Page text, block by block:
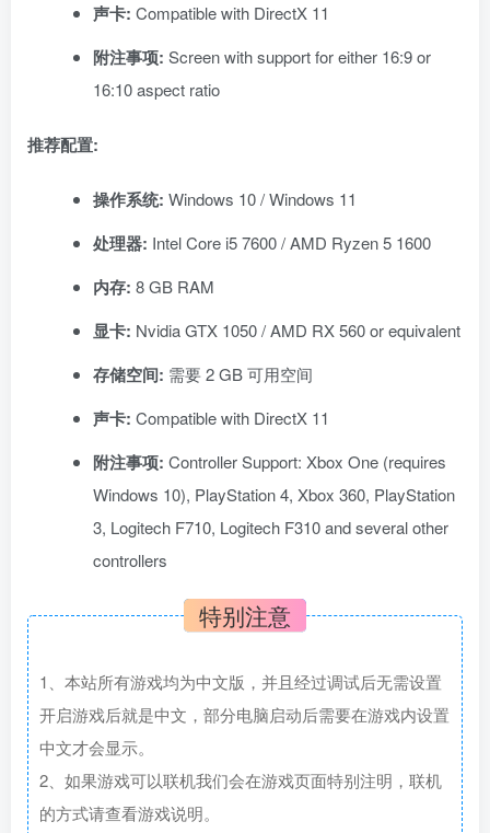
声卡: Compatible with DirectX 11
附注事项: Screen with support for either 16:9 or
16:10 aspect ratio
推荐配置:
操作系统: Windows 10 / Windows 11
处理器: Intel Core i5 7600 / AMD Ryzen 5 1600
内存: 8 GB RAM
显卡: Nvidia GTX 1050 / AMD RX 560 or equivalent
存储空间: 需要 2 GB 可用空间
声卡: Compatible with DirectX 11
附注事项: Controller Support: Xbox One (requires
Windows 10), PlayStation 4, Xbox 360, PlayStation
3, Logitech F710, Logitech F310 and several other
controllers
特别注意
1、本站所有游戏均为中文版，并且经过调试后无需设置
开启游戏后就是中文，部分电脑启动后需要在游戏内设置
中文才会显示。
2、如果游戏可以联机我们会在游戏页面特别注明，联机
的方式请查看游戏说明。